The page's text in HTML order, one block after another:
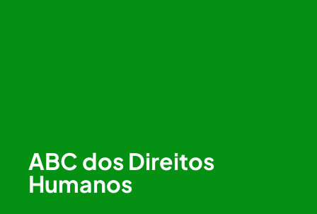
ABC dos Direitos
Humanos